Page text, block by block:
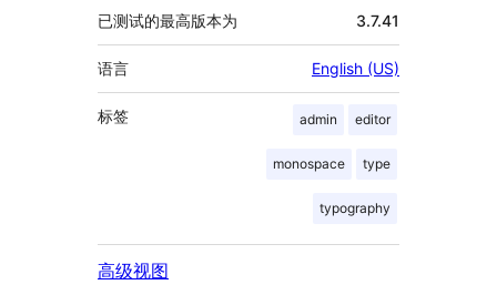
已测试的最高版本为 3.7.41
语言 English (US)
标签 admin editor
monospace type
typography
高级视图